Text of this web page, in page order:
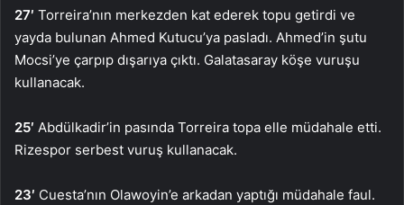
27′ Torreira’nın merkezden kat ederek topu getirdi ve
yayda bulunan Ahmed Kutucu’ya pasladı. Ahmed’in şutu
Mocsi’ye çarpıp dışarıya çıktı. Galatasaray köşe vuruşu
kullanacak.
25′ Abdülkadir’in pasında Torreira topa elle müdahale etti.
Rizespor serbest vuruş kullanacak.
23′ Cuesta’nın Olawoyin’e arkadan yaptığı müdahale faul.